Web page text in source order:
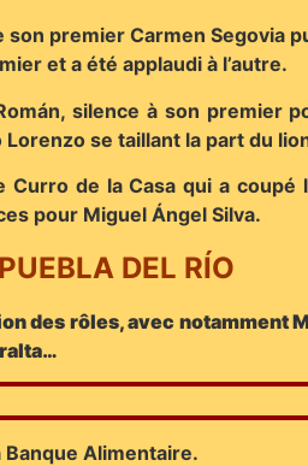
premier Carmen Segovia
et a été applaudi à l’autre.
silence à son premier
se taillant la part du
de la Casa qui a
pour Miguel Ángel Silva.
PUEBLA DEL RÍO
des rôles, avec notamment
Alimentaire.